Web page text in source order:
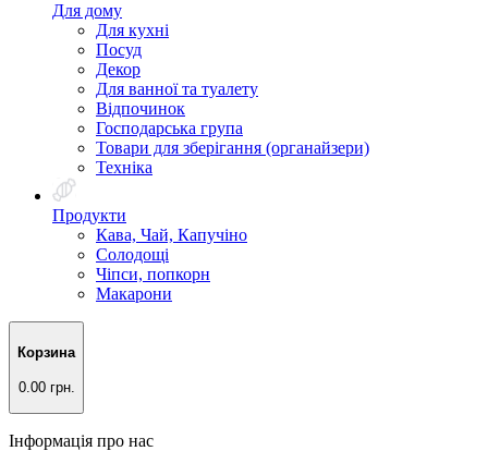
Для дому
Для кухні
Посуд
Декор
Для ванної та туалету
Відпочинок
Господарська група
Товари для зберігання (органайзери)
Техніка
Продукти
Кава, Чай, Капучіно
Солодощі
Чіпси, попкорн
Макарони
Корзина
0.00 грн.
Інформація про нас